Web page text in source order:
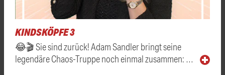
KINDSKÖPFE 3
😂🎬 Sie sind zurück! Adam Sandler bringt seine
legendäre Chaos-Truppe noch einmal zusammen: …